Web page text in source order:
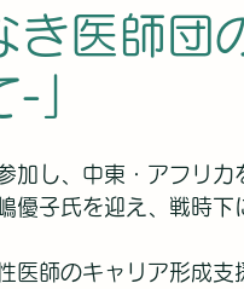
き医師団
」
し、中東・アフリカ
優子氏を迎え、戦時下
師のキャリア形成支